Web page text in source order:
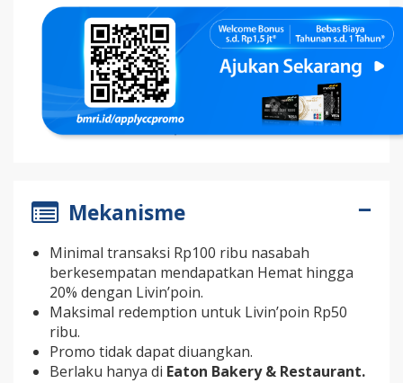
Mekanisme
Minimal transaksi Rp100 ribu nasabah
berkesempatan mendapatkan Hemat hingga
20% dengan Livin’poin.
Maksimal redemption untuk Livin’poin Rp50
ribu.
Promo tidak dapat diuangkan.
Berlaku hanya di Eaton Bakery & Restaurant.